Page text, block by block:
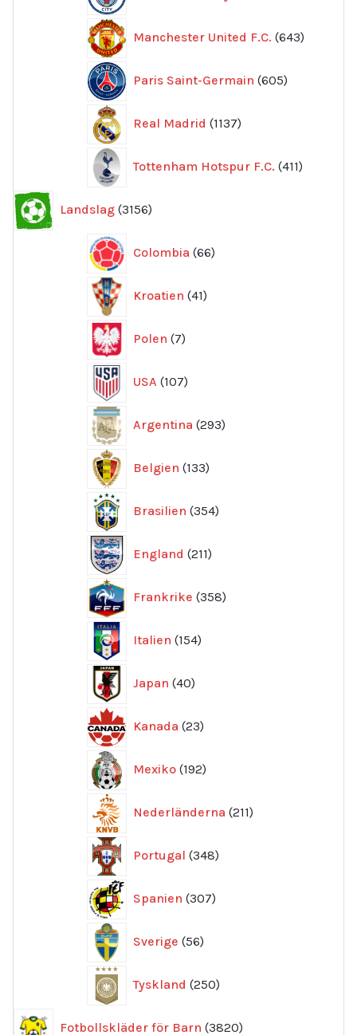
Manchester United F.C. 643
Paris Saint-Germain 605
produkter
Real Madrid 1137
produkter
Tottenham Hotspur F.C. 411
produkter
Landslag 3156
produkter
Colombia 66
produkter
Kroatien 41
produkter
Polen 7
produkter
USA 107
produkter
Argentina 293
produkter
Belgien 133
produkter
Brasilien 354
produkter
England 211
produkter
Frankrike 358
produkter
Italien 154
produkter
Japan 40
produkter
Kanada 23
produkter
Mexiko 192
produkter
Nederländerna 211
produkter
Portugal 348
produkter
Spanien 307
produkter
Sverige 56
produkter
Tyskland 250
produkter
Fotbollskläder för Barn 3820